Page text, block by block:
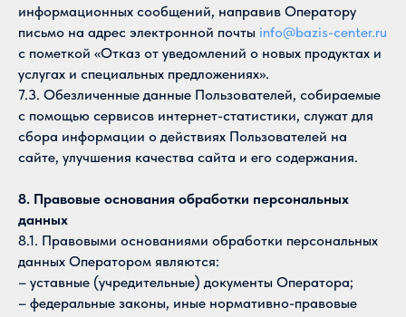
информационных сообщений, направив Оператору
письмо на адрес электронной почты info@bazis-center.ru
с пометкой «Отказ от уведомлений о новых продуктах и
услугах и специальных предложениях».
7.3. Обезличенные данные Пользователей, собираемые
с помощью сервисов интернет-статистики, служат для
сбора информации о действиях Пользователей на
сайте, улучшения качества сайта и его содержания.
8. Правовые основания обработки персональных
данных
8.1. Правовыми основаниями обработки персональных
данных Оператором являются:
– уставные (учредительные) документы Оператора;
– федеральные законы, иные нормативно-правовые